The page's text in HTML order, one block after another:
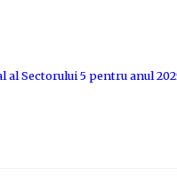
al Sectorului 5 pentru anul